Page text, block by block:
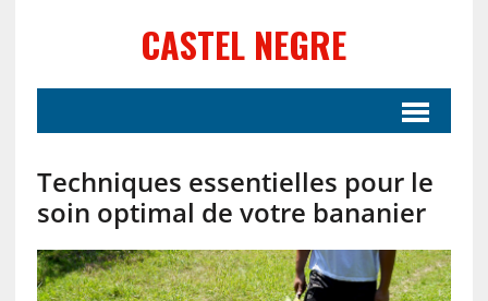
CASTEL NEGRE
Techniques essentielles pour le
soin optimal de votre bananier